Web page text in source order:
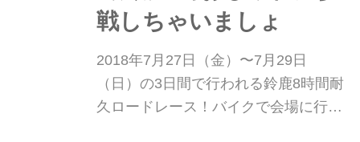
戦しちゃいましょ
2018年7月27日（金）〜7月29日
（日）の3日間で行われる鈴鹿8時間耐
久ロードレース！バイクで会場に行か